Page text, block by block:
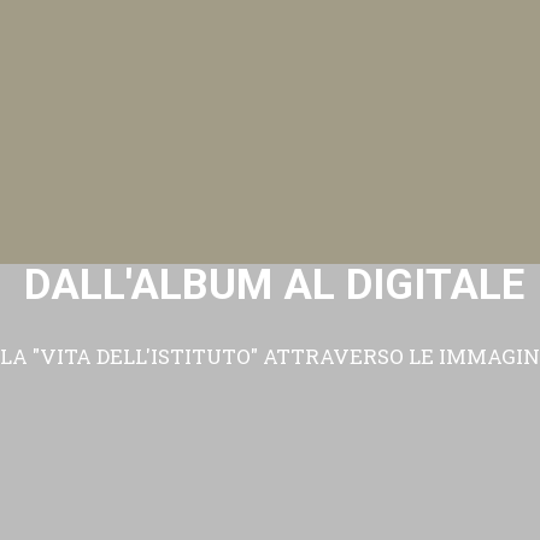
DALL'ALBUM AL DIGITALE
LA "VITA DELL'ISTITUTO" ATTRAVERSO LE